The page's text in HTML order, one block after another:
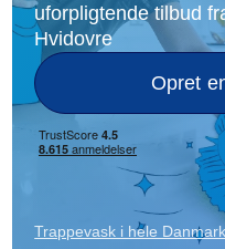
uforpligtende tilbud
Hvidovre
Opret
Trappevask i hele